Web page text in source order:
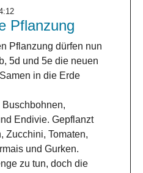
Pflanzung
Pflanzung dürfen nun
5d und 5e die neuen
in die Erde
Endivie. Gepflanzt
Zucchini, Tomaten,
und Gurken.
zu tun, doch die